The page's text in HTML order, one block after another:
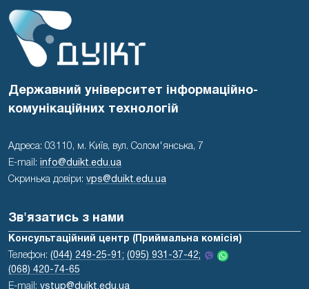
Державний університет інформаційно-
комунікаційних технологій
Адреса: 03110, м. Київ, вул. Солом'янська, 7
E-mail:
info@duikt.edu.ua
Скринька довіри: vps@duikt.edu.ua
Зв'язатись з нами
Консультаційний центр (Приймальна комісія)
Телефон: (044) 249-25-91; (095) 931-37-42;
(068) 420-74-65
E-mail: vstup@duikt.edu.ua